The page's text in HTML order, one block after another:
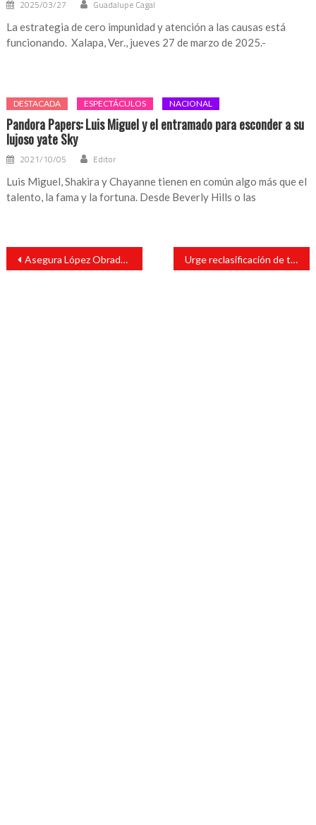
2025/03/27 Guadalupe Cagal
La estrategia de cero impunidad y atención a las causas está
funcionando. Xalapa, Ver., jueves 27 de marzo de 2025.-
DESTACADA ESPECTÁCULOS NACIONAL
Pandora Papers: Luis Miguel y el entramado para esconder a su
lujoso yate Sky
2021/10/05 Editor
Luis Miguel, Shakira y Chayanne tienen en común algo más que el
talento, la fama y la fortuna. Desde Beverly Hills o las
Navegación
entradas
Asegura López Obrador que no hay despidos en el sector salud, es falso Urge reclasificación de tarifas de CFE para San Andrés Tuxtla: Tavo Pérez